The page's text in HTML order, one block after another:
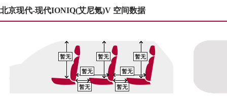
北京现代-现代IONIQ(艾尼氪)V 空间数据
暂无 暂无 暂无
暂无
暂无 暂无
暂无